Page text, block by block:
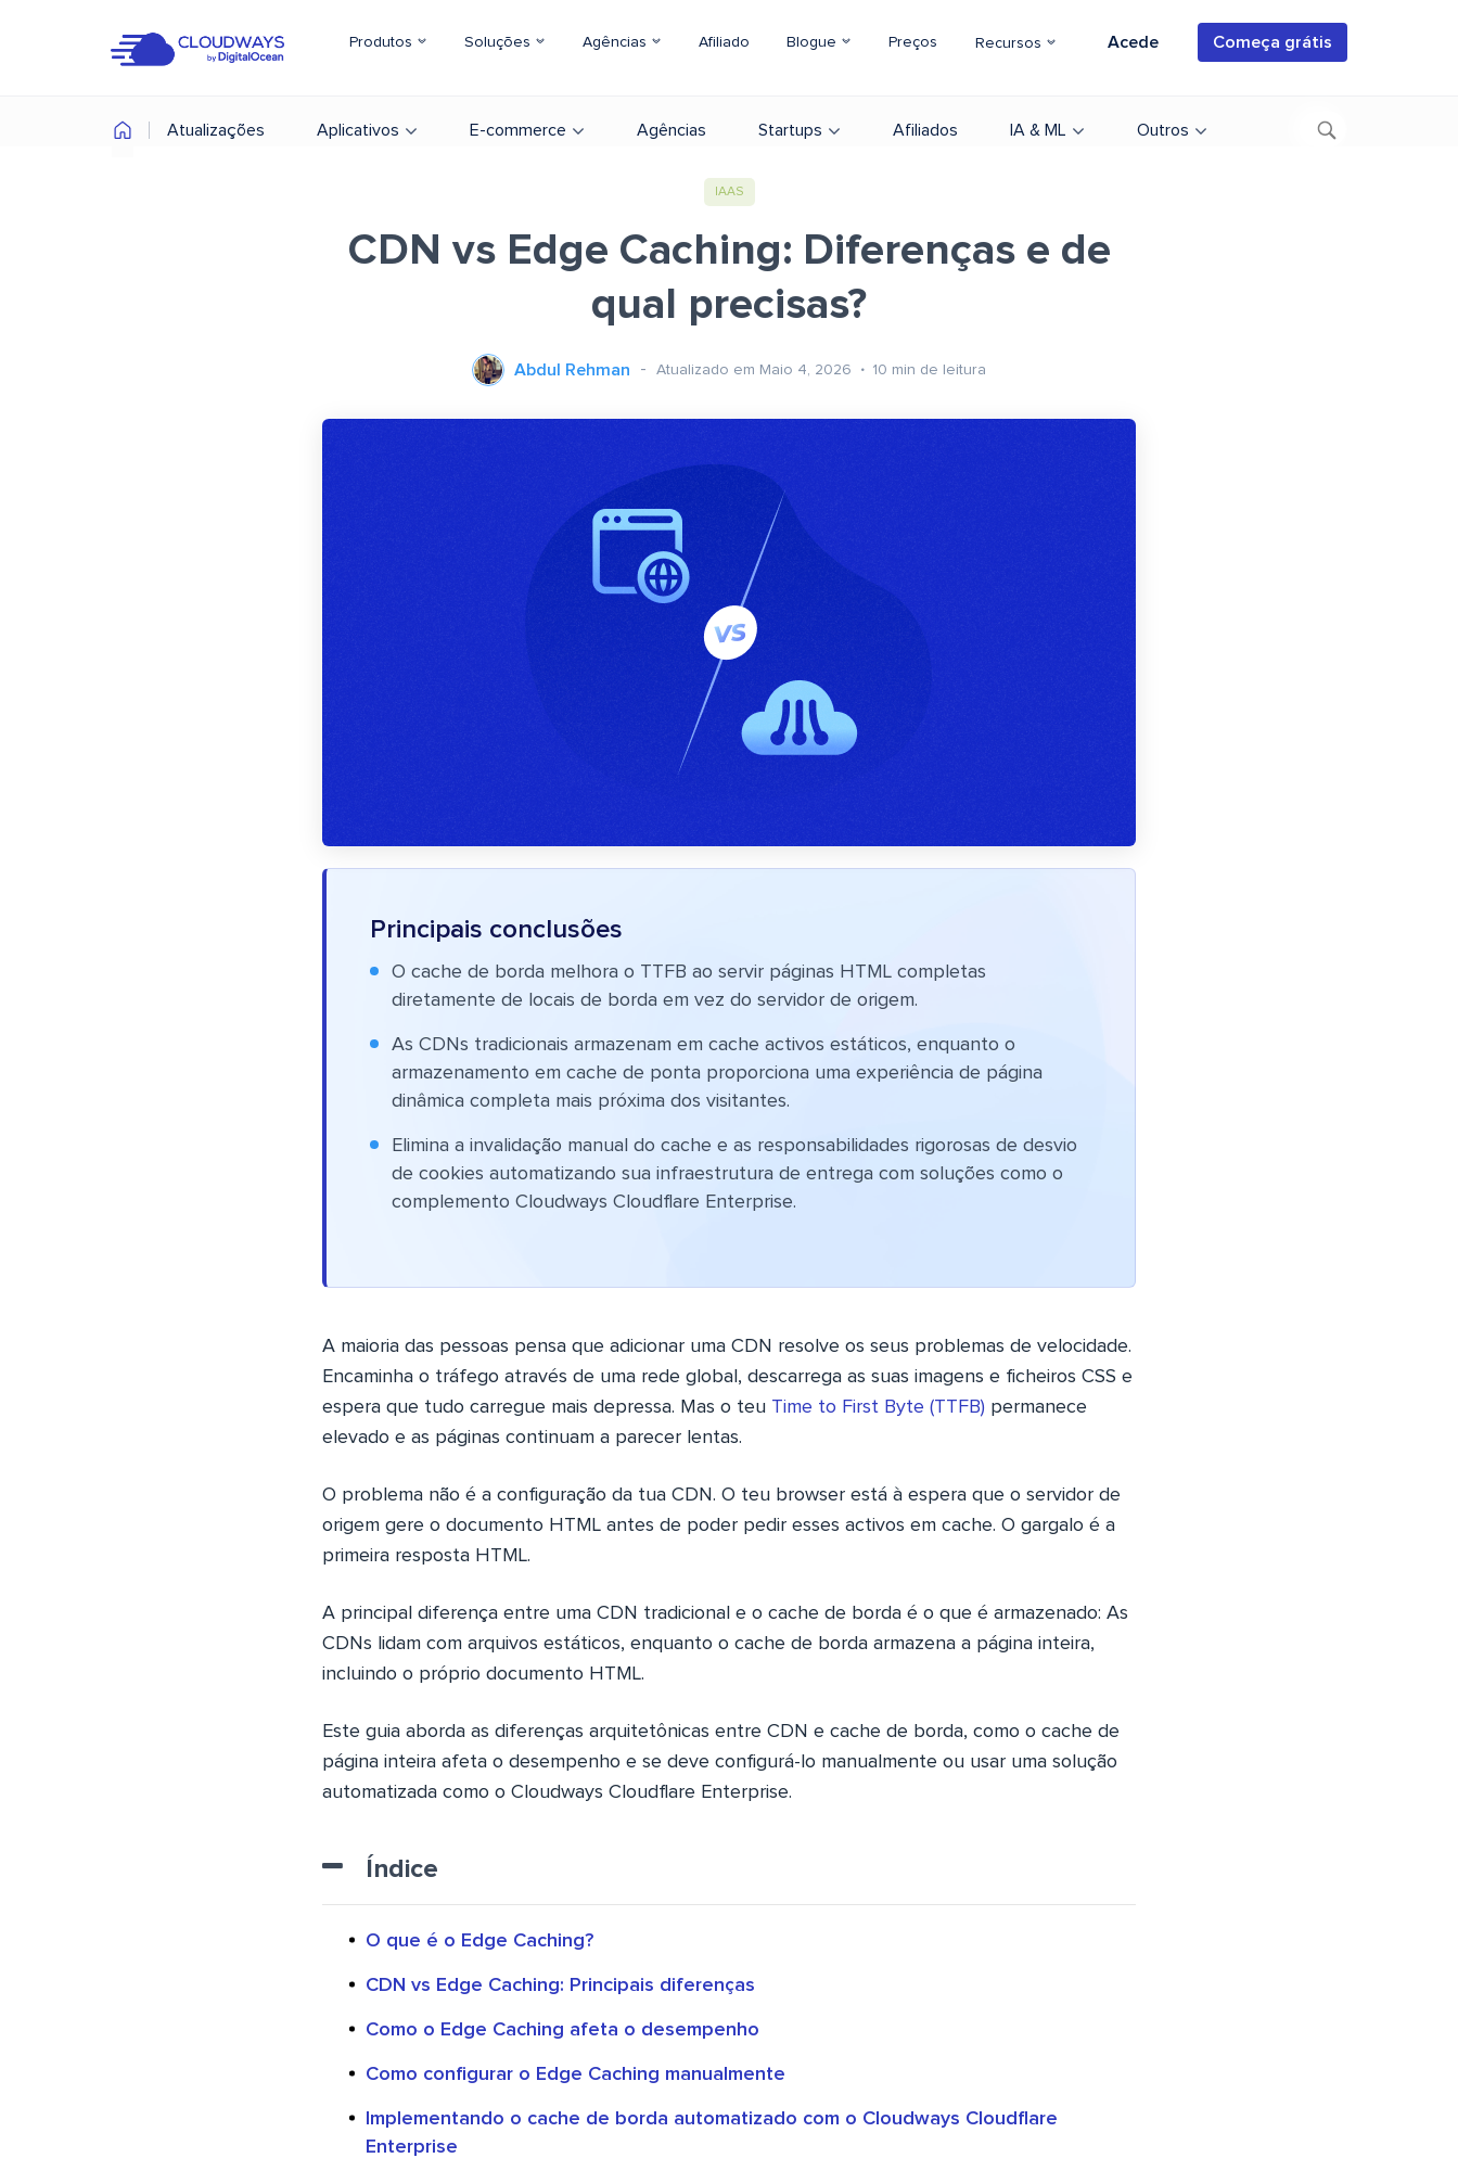
Produtos Soluções Agências Afiliado Blogue Preços Recursos Acede Começa grátis
Atualizações Aplicativos E-commerce Agências Startups Afiliados IA & ML Outros
IAAS
CDN vs Edge Caching: Diferenças e de
qual precisas?
Abdul Rehman Atualizado em Maio 4, 2026 10 min de leitura
Principais conclusões
O cache de borda melhora o TTFB ao servir páginas HTML completas
diretamente de locais de borda em vez do servidor de origem.
As CDNs tradicionais armazenam em cache activos estáticos, enquanto o
armazenamento em cache de ponta proporciona uma experiência de página
dinâmica completa mais próxima dos visitantes.
Elimina a invalidação manual do cache e as responsabilidades rigorosas de desvio
de cookies automatizando sua infraestrutura de entrega com soluções como o
complemento Cloudways Cloudflare Enterprise.
A maioria das pessoas pensa que adicionar uma CDN resolve os seus problemas de velocidade.
Encaminha o tráfego através de uma rede global, descarrega as suas imagens e ficheiros CSS e
espera que tudo carregue mais depressa. Mas o teu Time to First Byte (TTFB) permanece
elevado e as páginas continuam a parecer lentas.
O problema não é a configuração da tua CDN. O teu browser está à espera que o servidor de
origem gere o documento HTML antes de poder pedir esses activos em cache. O gargalo é a
primeira resposta HTML.
A principal diferença entre uma CDN tradicional e o cache de borda é o que é armazenado: As
CDNs lidam com arquivos estáticos, enquanto o cache de borda armazena a página inteira,
incluindo o próprio documento HTML.
Este guia aborda as diferenças arquitetônicas entre CDN e cache de borda, como o cache de
página inteira afeta o desempenho e se deve configurá-lo manualmente ou usar uma solução
automatizada como o Cloudways Cloudflare Enterprise.
Índice
O que é o Edge Caching?
CDN vs Edge Caching: Principais diferenças
Como o Edge Caching afeta o desempenho
Como configurar o Edge Caching manualmente
Implementando o cache de borda automatizado com o Cloudways Cloudflare
Enterprise